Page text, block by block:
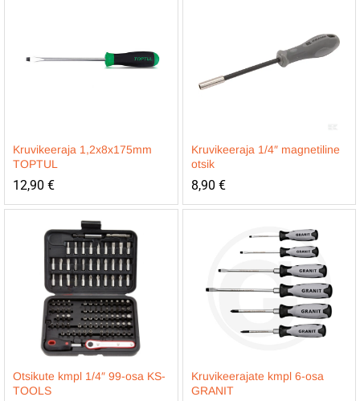
Kruvikeeraja 1,2x8x175mm
TOPTUL
12,90 €
Kruvikeeraja 1/4″ magnetiline
otsik
8,90 €
Otsikute kmpl 1/4″ 99-osa KS-
TOOLS
Kruvikeerajate kmpl 6-osa
GRANIT